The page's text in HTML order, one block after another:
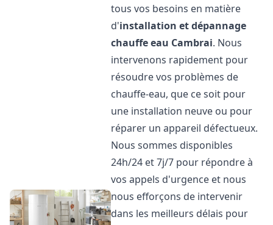
tous vos besoins en matière
d'installation et dépannage
chauffe eau Cambrai. Nous
intervenons rapidement pour
résoudre vos problèmes de
chauffe-eau, que ce soit pour
une installation neuve ou pour
réparer un appareil défectueux.
Nous sommes disponibles
24h/24 et 7j/7 pour répondre à
vos appels d'urgence et nous
nous efforçons de intervenir
dans les meilleurs délais pour